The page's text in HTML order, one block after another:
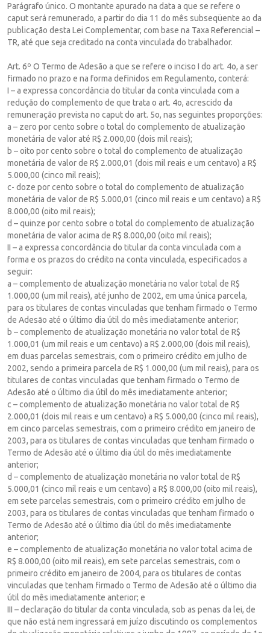
Parágrafo único. O montante apurado na data a que se refere o
caput será remunerado, a partir do dia 11 do mês subseqüente ao da
publicação desta Lei Complementar, com base na Taxa Referencial –
TR, até que seja creditado na conta vinculada do trabalhador.
Art. 6º O Termo de Adesão a que se refere o inciso I do art. 4o, a ser
firmado no prazo e na forma definidos em Regulamento, conterá:
I – a expressa concordância do titular da conta vinculada com a
redução do complemento de que trata o art. 4o, acrescido da
remuneração prevista no caput do art. 5o, nas seguintes proporções:
a – zero por cento sobre o total do complemento de atualização
monetária de valor até R$ 2.000,00 (dois mil reais);
b – oito por cento sobre o total do complemento de atualização
monetária de valor de R$ 2.000,01 (dois mil reais e um centavo) a R$
5.000,00 (cinco mil reais);
c- doze por cento sobre o total do complemento de atualização
monetária de valor de R$ 5.000,01 (cinco mil reais e um centavo) a R$
8.000,00 (oito mil reais);
d – quinze por cento sobre o total do complemento de atualização
monetária de valor acima de R$ 8.000,00 (oito mil reais);
II – a expressa concordância do titular da conta vinculada com a
forma e os prazos do crédito na conta vinculada, especificados a
seguir:
a – complemento de atualização monetária no valor total de R$
1.000,00 (um mil reais), até junho de 2002, em uma única parcela,
para os titulares de contas vinculadas que tenham firmado o Termo
de Adesão até o último dia útil do mês imediatamente anterior;
b – complemento de atualização monetária no valor total de R$
1.000,01 (um mil reais e um centavo) a R$ 2.000,00 (dois mil reais),
em duas parcelas semestrais, com o primeiro crédito em julho de
2002, sendo a primeira parcela de R$ 1.000,00 (um mil reais), para os
titulares de contas vinculadas que tenham firmado o Termo de
Adesão até o último dia útil do mês imediatamente anterior;
c – complemento de atualização monetária no valor total de R$
2.000,01 (dois mil reais e um centavo) a R$ 5.000,00 (cinco mil reais),
em cinco parcelas semestrais, com o primeiro crédito em janeiro de
2003, para os titulares de contas vinculadas que tenham firmado o
Termo de Adesão até o último dia útil do mês imediatamente
anterior;
d – complemento de atualização monetária no valor total de R$
5.000,01 (cinco mil reais e um centavo) a R$ 8.000,00 (oito mil reais),
em sete parcelas semestrais, com o primeiro crédito em julho de
2003, para os titulares de contas vinculadas que tenham firmado o
Termo de Adesão até o último dia útil do mês imediatamente
anterior;
e – complemento de atualização monetária no valor total acima de
R$ 8.000,00 (oito mil reais), em sete parcelas semestrais, com o
primeiro crédito em janeiro de 2004, para os titulares de contas
vinculadas que tenham firmado o Termo de Adesão até o último dia
útil do mês imediatamente anterior; e
III – declaração do titular da conta vinculada, sob as penas da lei, de
que não está nem ingressará em juízo discutindo os complementos